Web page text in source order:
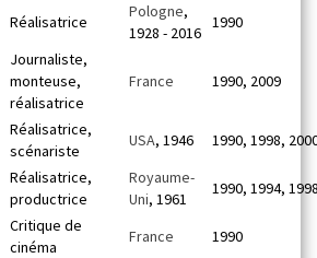
Réalisatrice
Pologne,
1928 - 2016
1990
Journaliste,
monteuse,
réalisatrice
France 1990, 2009
Réalisatrice,
scénariste
USA, 1946
1990, 1998,
Réalisatrice,
productrice
Royaume-
Uni, 1961
1990, 1994,
Critique de
cinéma
France 1990